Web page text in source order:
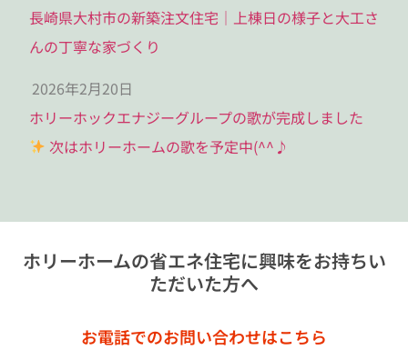
長崎県大村市の新築注文住宅｜上棟日の様子と大工さ
んの丁寧な家づくり
2026年2月20日
ホリーホックエナジーグループの歌が完成しました
次はホリーホームの歌を予定中(^^♪
ホリーホームの省エネ住宅に興味をお持ちい
ただいた方へ
お電話でのお問い合わせはこちら